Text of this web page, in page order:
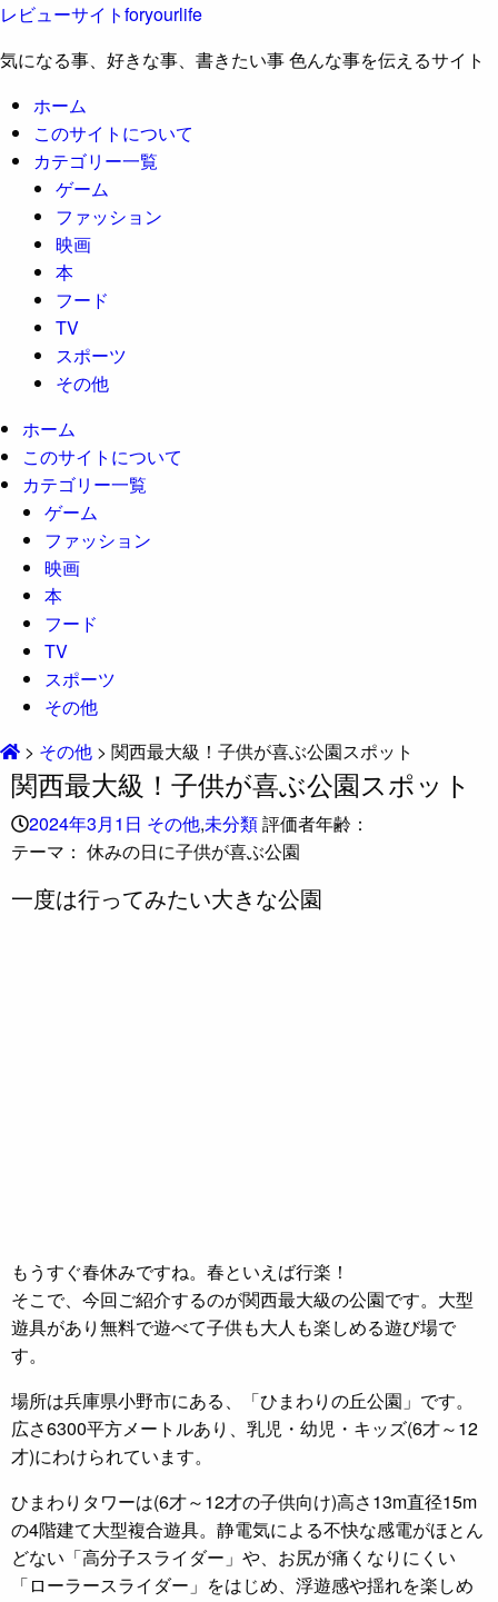
レビューサイトforyourlife
気になる事、好きな事、書きたい事 色んな事を伝えるサイト
ホーム
このサイトについて
カテゴリー一覧
ゲーム
ファッション
映画
本
フード
TV
スポーツ
その他
ホーム
このサイトについて
カテゴリー一覧
ゲーム
ファッション
映画
本
フード
TV
スポーツ
その他
> その他 > 関西最大級！子供が喜ぶ公園スポット
関西最大級！子供が喜ぶ公園スポット
2024年3月1日 その他,未分類評価者年齢：
テーマ： 休みの日に子供が喜ぶ公園
一度は行ってみたい大きな公園
もうすぐ春休みですね。春といえば行楽！
そこで、今回ご紹介するのが関西最大級の公園です。大型
遊具があり無料で遊べて子供も大人も楽しめる遊び場で
す。
場所は兵庫県小野市にある、「ひまわりの丘公園」です。
広さ6300平方メートルあり、乳児・幼児・キッズ(6才～12
才)にわけられています。
ひまわりタワーは(6才～12才の子供向け)高さ13m直径15m
の4階建て大型複合遊具。静電気による不快な感電がほとん
どない「高分子スライダー」や、お尻が痛くなりにくい
「ローラースライダー」をはじめ、浮遊感や揺れを楽しめ